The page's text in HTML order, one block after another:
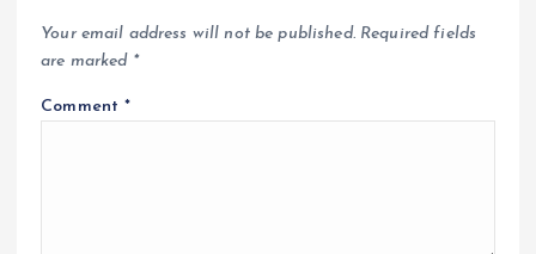
Your email address will not be published. Required fields
are marked *
Comment*